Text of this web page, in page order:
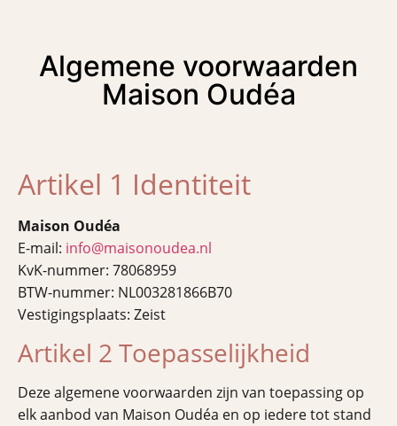
Algemene voorwaarden
Maison Oudéa
Artikel 1 Identiteit
Maison Oudéa
E-mail: info@maisonoudea.nl
KvK-nummer: 78068959
BTW-nummer: NL003281866B70
Vestigingsplaats: Zeist
Artikel 2 Toepasselijkheid
Deze algemene voorwaarden zijn van toepassing op
elk aanbod van Maison Oudéa en op iedere tot stand